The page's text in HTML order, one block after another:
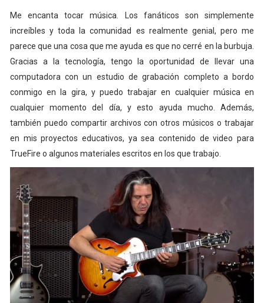
Me encanta tocar música. Los fanáticos son simplemente
increíbles y toda la comunidad es realmente genial, pero me
parece que una cosa que me ayuda es que no cerré en la burbuja.
Gracias a la tecnología, tengo la oportunidad de llevar una
computadora con un estudio de grabación completo a bordo
conmigo en la gira, y puedo trabajar en cualquier música en
cualquier momento del día, y esto ayuda mucho. Además,
también puedo compartir archivos con otros músicos o trabajar
en mis proyectos educativos, ya sea contenido de video para
TrueFire o algunos materiales escritos en los que trabajo.